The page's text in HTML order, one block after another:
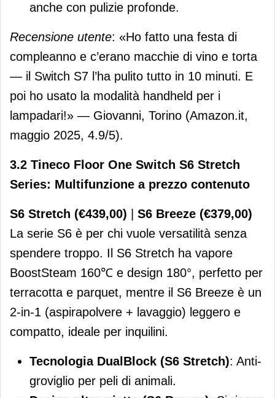
anche con pulizie profonde.
Recensione utente: «Ho fatto una festa di
compleanno e c’erano macchie di vino e torta
— il Switch S7 l’ha pulito tutto in 10 minuti. E
poi ho usato la modalità handheld per i
lampadari!» — Giovanni, Torino (Amazon.it,
maggio 2025, 4.9/5).
3.2 Tineco Floor One Switch S6 Stretch
Series: Multifunzione a prezzo contenuto
S6 Stretch (€439,00)
S6 Breeze (€379,00)
La serie S6 è per chi vuole versatilità senza
spendere troppo. Il S6 Stretch ha vapore
BoostSteam 160℃ e design 180°, perfetto per
terracotta e parquet, mentre il S6 Breeze è un
2-in-1 (aspirapolvere + lavaggio) leggero e
compatto, ideale per inquilini.
Tecnologia DualBlock (S6 Stretch): Anti-
groviglio per peli di animali.